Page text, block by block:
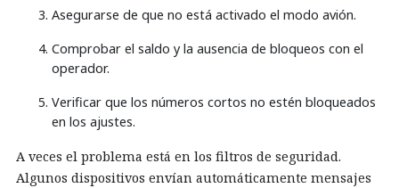
Asegurarse de que no está activado el modo avión.
Comprobar el saldo y la ausencia de bloqueos con el
operador.
Verificar que los números cortos no estén bloqueados
en los ajustes.
A veces el problema está en los filtros de seguridad.
Algunos dispositivos envían automáticamente mensajes